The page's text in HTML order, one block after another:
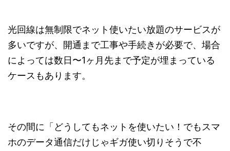
光回線は無制限でネット使いたい放題のサービスが
多いですが、開通まで工事や手続きが必要で、場合
によっては数日〜1ヶ月先まで予定が埋まっている
ケースもあります。
その間に「どうしてもネットを使いたい！でもスマ
ホのデータ通信だけじゃギガ使い切りそうで不